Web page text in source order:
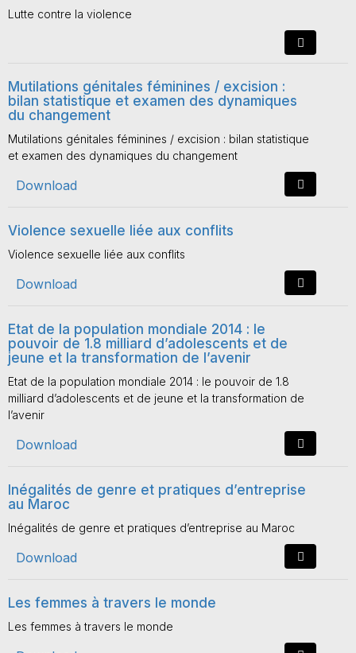
Lutte contre la violence
Mutilations génitales féminines / excision :
bilan statistique et examen des dynamiques
du changement
Mutilations génitales féminines / excision : bilan statistique
et examen des dynamiques du changement
Download
Violence sexuelle liée aux conflits
Violence sexuelle liée aux conflits
Download
Etat de la population mondiale 2014 : le
pouvoir de 1.8 milliard d’adolescents et de
jeune et la transformation de l’avenir
Etat de la population mondiale 2014 : le pouvoir de 1.8
milliard d’adolescents et de jeune et la transformation de
l’avenir
Download
Inégalités de genre et pratiques d’entreprise
au Maroc
Inégalités de genre et pratiques d’entreprise au Maroc
Download
Les femmes à travers le monde
Les femmes à travers le monde